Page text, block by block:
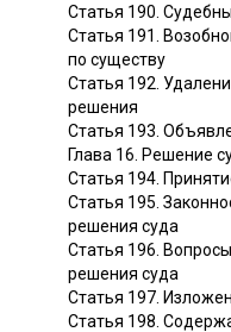
Статья 190.
Статья 191.
по существу
Статья 192.
решения
Статья 193.
Глава 16. Решение
Статья 194.
Статья 195.
решения суда
Статья 196.
решения суда
Статья 197.
Статья 198.